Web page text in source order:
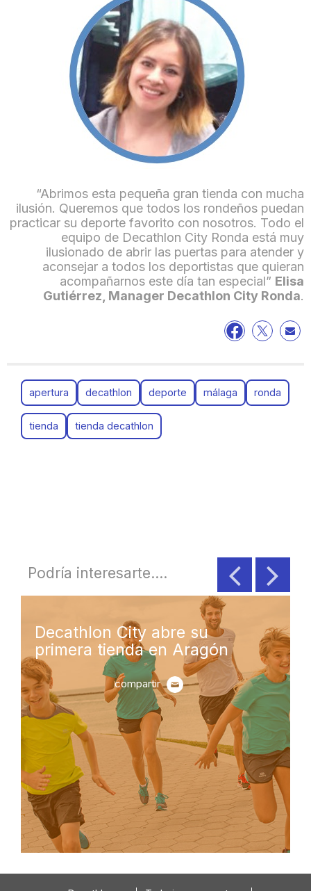
“Abrimos esta pequeña gran tienda con mucha
ilusión. Queremos que todos los rondeños puedan
practicar su deporte favorito con nosotros. Todo el
equipo de Decathlon City Ronda está muy
ilusionado de abrir las puertas para atender y
aconsejar a todos los deportistas que quieran
acompañarnos este día tan especial” Elisa
Gutiérrez, Manager Decathlon City Ronda.
apertura decathlon deporte málaga ronda
tienda tienda decathlon
Podría interesarte....
Decathlon City
abre su tienda
número 25
en Barcelona
compartir